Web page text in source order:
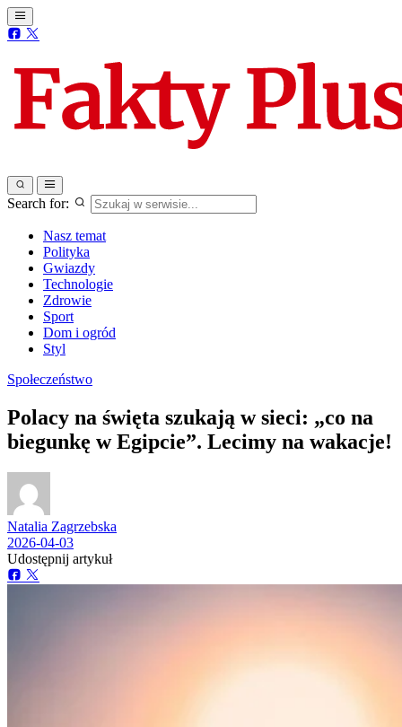
Search for:
Nasz temat
Polityka
Gwiazdy
Technologie
Zdrowie
Sport
Dom i ogród
Styl
Społeczeństwo
Polacy na święta szukają w sieci: „co na
biegunkę w Egipcie”. Lecimy na wakacje!
Natalia Zagrzebska
2026-04-03
Udostępnij artykuł